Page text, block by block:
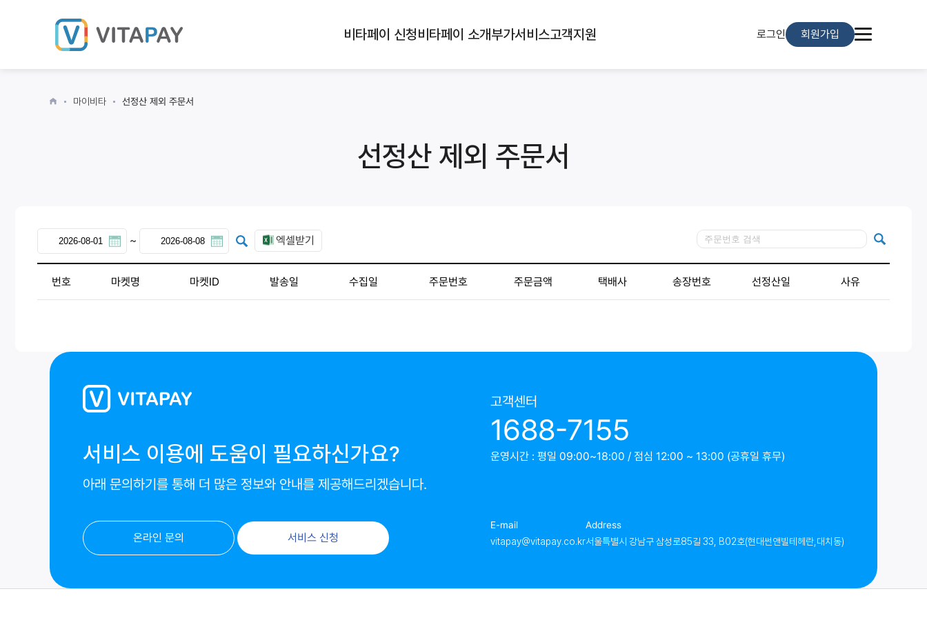
비타페이 신청비타페이 소개부가서비스고객지원 로그인 회원가입
마이비타 선정산 제외 주문서
선정산 제외 주문서
~ 엑셀받기
번호 마켓명 마켓ID 발송일 수집일 주문번호 주문금액 택배사 송장번호 선정산일 사유
서비스 이용에 도움이 필요하신가요?
아래 문의하기를 통해 더 많은 정보와 안내를 제공해드리겠습니다.
온라인 문의 서비스 신청
고객센터
1688-7155
운영시간 : 평일 09:00~18:00 / 점심 12:00 ~ 13:00 (공휴일 휴무)
E-mail
vitapay@vitapay.co.kr
Address
서울특별시 강남구 삼성로85길 33, B02호(현대썬앤빌테헤란,대치동)